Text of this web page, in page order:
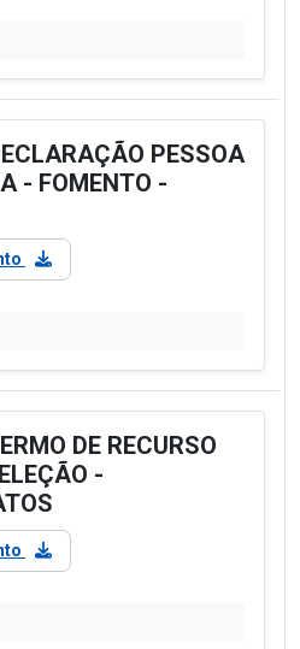
PESSOA
- FOMENTO -
DE RECURSO
-